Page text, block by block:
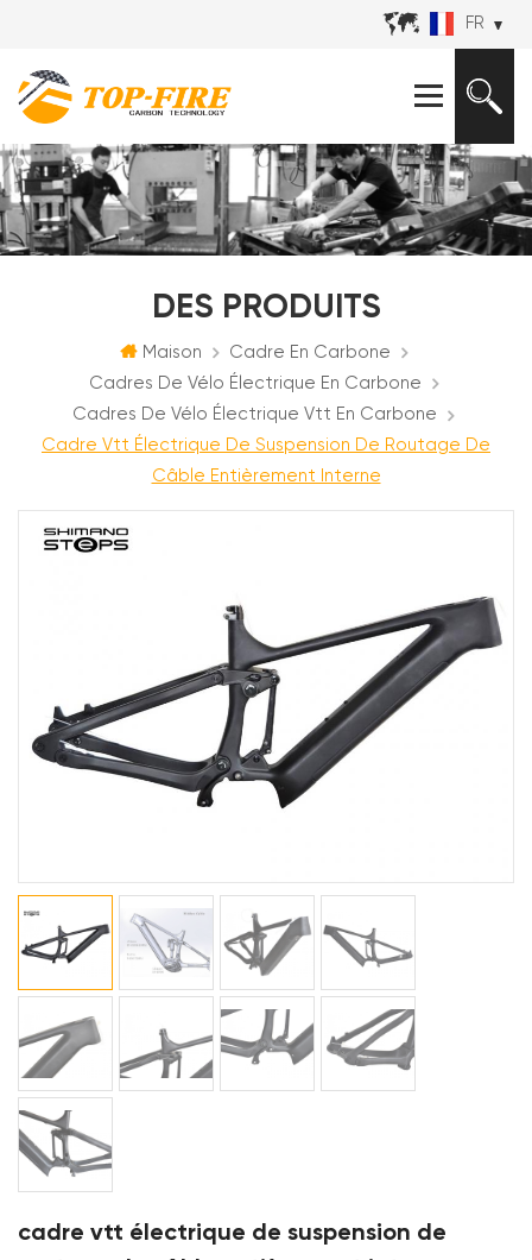
FR
DES PRODUITS
Maison
Cadre En Carbone
Cadres De Vélo Électrique En Carbone
Cadres De Vélo Électrique Vtt En Carbone
Cadre Vtt Électrique De Suspension De Routage De
Câble Entièrement Interne
cadre vtt électrique de suspension de